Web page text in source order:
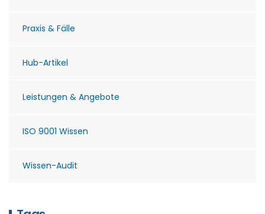
Praxis & Fälle
Hub-Artikel
Leistungen & Angebote
ISO 9001 Wissen
Wissen-Audit